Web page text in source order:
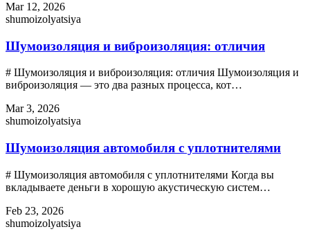
Mar 12, 2026
shumoizolyatsiya
Шумоизоляция и виброизоляция: отличия
# Шумоизоляция и виброизоляция: отличия Шумоизоляция и
виброизоляция — это два разных процесса, кот…
Mar 3, 2026
shumoizolyatsiya
Шумоизоляция автомобиля с уплотнителями
# Шумоизоляция автомобиля с уплотнителями Когда вы
вкладываете деньги в хорошую акустическую систем…
Feb 23, 2026
shumoizolyatsiya